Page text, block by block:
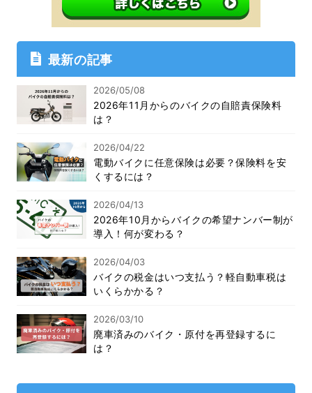
最新の記事
2026/05/08
2026年11月からのバイクの自賠責保険料
は？
2026/04/22
電動バイクに任意保険は必要？保険料を安
くするには？
2026/04/13
2026年10月からバイクの希望ナンバー制が
導入！何が変わる？
2026/04/03
バイクの税金はいつ支払う？軽自動車税は
いくらかかる？
2026/03/10
廃車済みのバイク・原付を再登録するに
は？